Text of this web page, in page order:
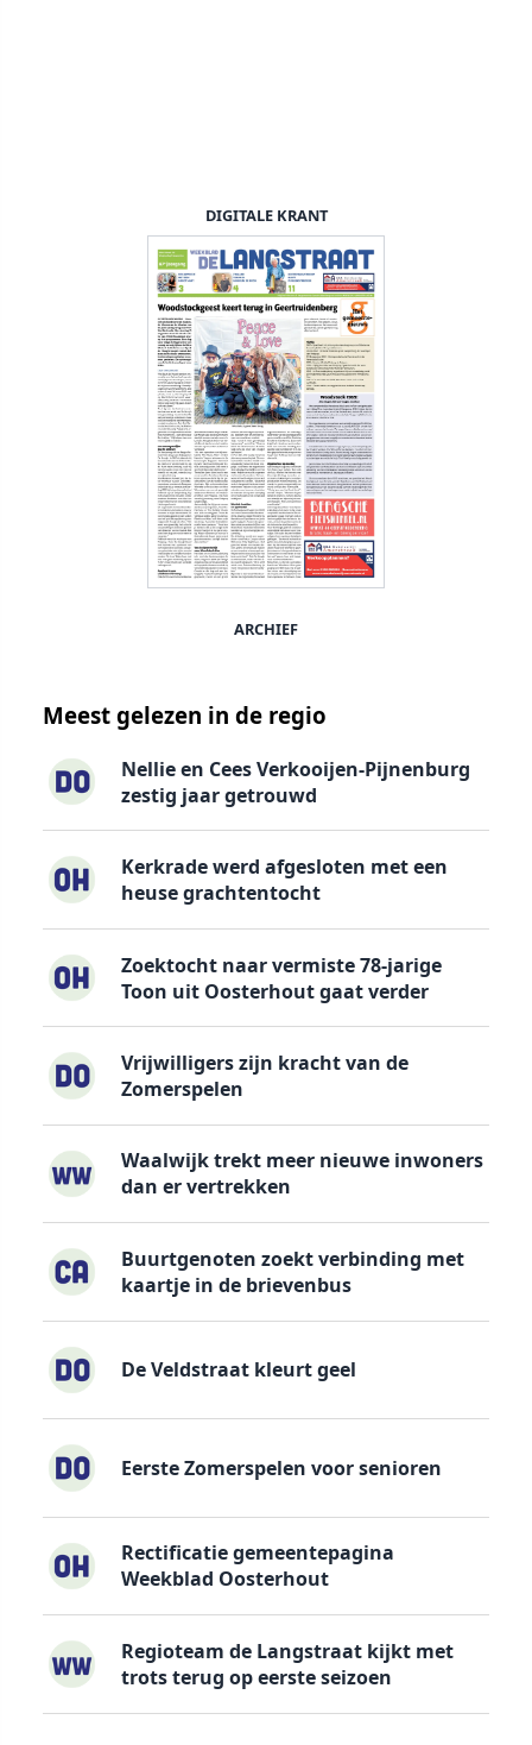
DIGITALE KRANT
ARCHIEF
Meest gelezen in de regio
Nellie en Cees Verkooijen-Pijnenburg
zestig jaar getrouwd
Kerkrade werd afgesloten met een
heuse grachtentocht
Zoektocht naar vermiste 78-jarige
Toon uit Oosterhout gaat verder
Vrijwilligers zijn kracht van de
Zomerspelen
Waalwijk trekt meer nieuwe inwoners
dan er vertrekken
Buurtgenoten zoekt verbinding met
kaartje in de brievenbus
De Veldstraat kleurt geel
Eerste Zomerspelen voor senioren
Rectificatie gemeentepagina
Weekblad Oosterhout
Regioteam de Langstraat kijkt met
trots terug op eerste seizoen